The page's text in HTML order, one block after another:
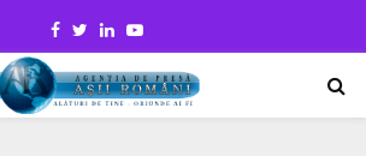
Facebook
TwitterLinkedinYoutube